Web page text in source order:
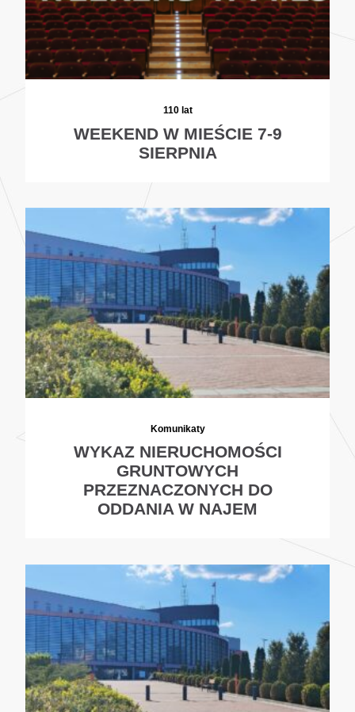
110 lat
WEEKEND W MIEŚCIE 7-9
SIERPNIA
Komunikaty
WYKAZ NIERUCHOMOŚCI
GRUNTOWYCH
PRZEZNACZONYCH DO
ODDANIA W NAJEM